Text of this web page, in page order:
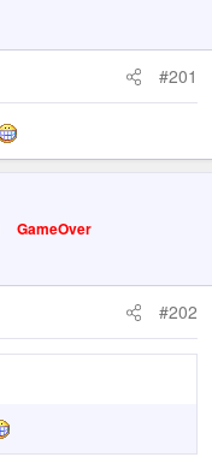
#201
GameOver
#202